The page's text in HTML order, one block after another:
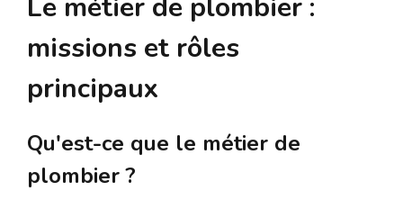
missions et rôles
principaux
Qu'est-ce que le métier de
plombier ?